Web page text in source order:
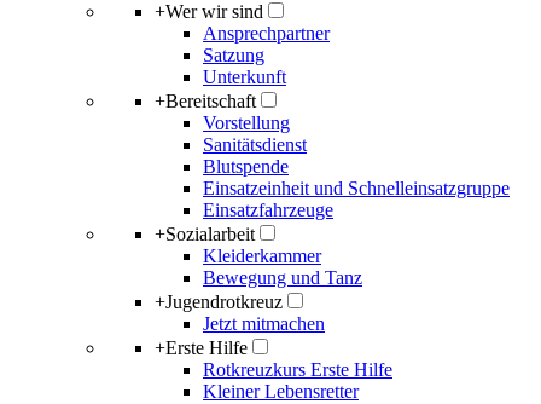
+Wer wir sind
Ansprechpartner
Satzung
Unterkunft
+Bereitschaft
Vorstellung
Sanitätsdienst
Blutspende
Einsatzeinheit und Schnelleinsatzgruppe
Einsatzfahrzeuge
+Sozialarbeit
Kleiderkammer
Bewegung und Tanz
+Jugendrotkreuz
Jetzt mitmachen
+Erste Hilfe
Rotkreuzkurs Erste Hilfe
Kleiner Lebensretter